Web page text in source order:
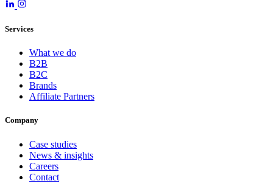
Services
What we do
B2B
B2C
Brands
Affiliate Partners
Company
Case studies
News & insights
Careers
Contact